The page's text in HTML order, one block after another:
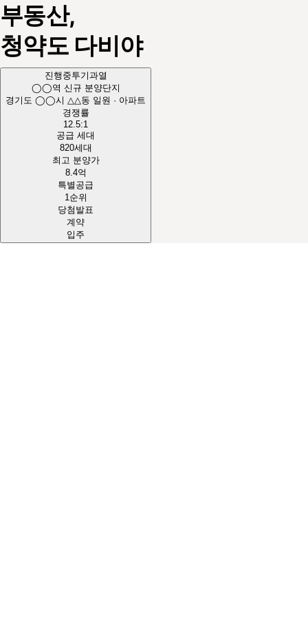
부동산,
청약도 다비야
진행중투기과열
◯◯역 신규 분양단지
경기도 ◯◯시 △△동 일원 · 아파트
경쟁률
12.5:1
공급 세대
820세대
최고 분양가
8.4억
특별공급
1순위
당첨발표
계약
입주